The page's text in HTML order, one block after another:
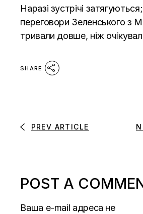
Наразі зустрічі
переговори Зеленського з
тривали довше, ніж
SHARE
PREV ARTICLE
POST A
Ваша e-mail адреса не